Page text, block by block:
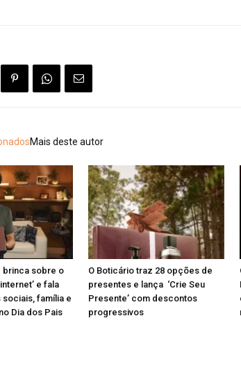
Mais deste autor
brinca sobre o
e fala
família e
Dia dos Pais
O Boticário traz 28 opções de
presentes e lança ‘Crie Seu
Presente’ com descontos
progressivos